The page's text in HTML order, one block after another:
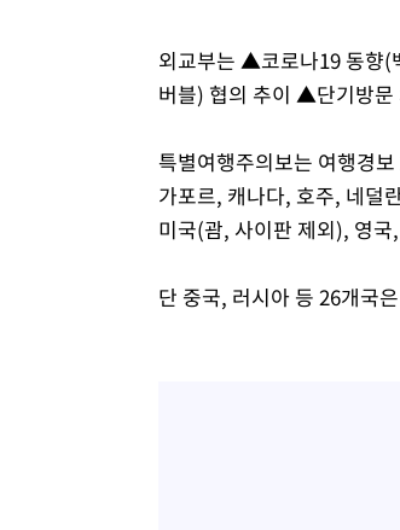
외교부는 ▲코로나19 동향
버블) 협의 추이 ▲단기방문
특별여행주의보는 여행경
가포르, 캐나다, 호주, 네덜
미국(괌, 사이판 제외), 영
단 중국, 러시아 등 26개국